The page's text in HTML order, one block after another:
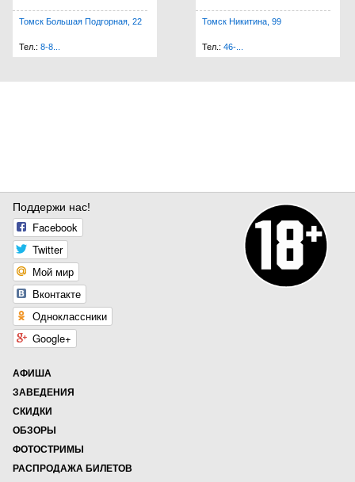
Томск Большая Подгорная, 22
Тел.: 8-8...
Томск Никитина, 99
Тел.: 46-...
Поддержи нас!
Facebook
Twitter
Мой мир
Вконтакте
Одноклассники
Google+
АФИША
ЗАВЕДЕНИЯ
СКИДКИ
ОБЗОРЫ
ФОТОСТРИМЫ
РАСПРОДАЖА БИЛЕТОВ